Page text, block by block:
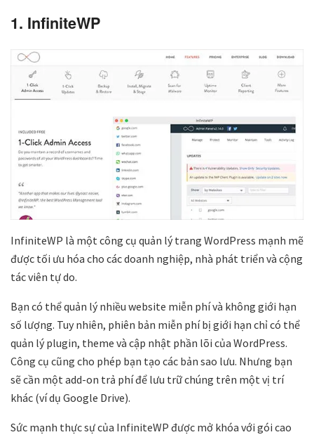
1. InfiniteWP
InfiniteWP là một công cụ quản lý trang WordPress mạnh mẽ
được tối ưu hóa cho các doanh nghiệp, nhà phát triển và cộng
tác viên tự do.
Bạn có thể quản lý nhiều website miễn phí và không giới hạn
số lượng. Tuy nhiên, phiên bản miễn phí bị giới hạn chỉ có thể
quản lý plugin, theme và cập nhật phần lõi của WordPress.
Công cụ cũng cho phép bạn tạo các bản sao lưu. Nhưng bạn
sẽ cần một add-on trả phí để lưu trữ chúng trên một vị trí
khác (ví dụ Google Drive).
Sức mạnh thực sự của InfiniteWP được mở khóa với gói cao